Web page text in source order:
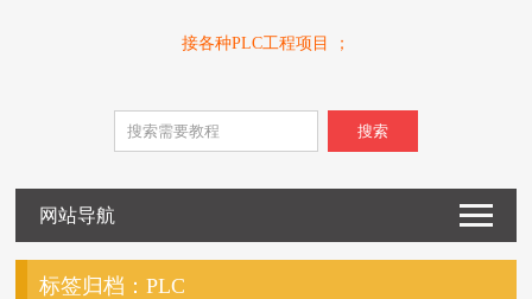
接各种PLC工程项目 ；
搜索
网站导航
标签归档：PLC